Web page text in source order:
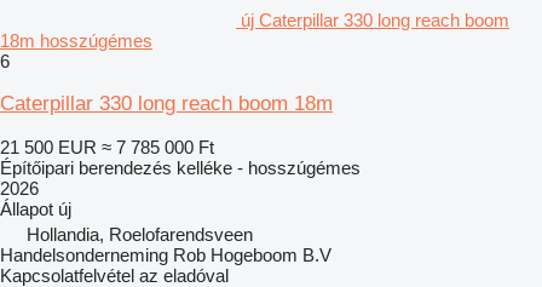
új Caterpillar 330 long reach boom
18m hosszúgémes
6
Caterpillar 330 long reach boom 18m
21 500 EUR ≈ 7 785 000 Ft
Építőipari berendezés kelléke - hosszúgémes
2026
Állapot új
Hollandia, Roelofarendsveen
Handelsonderneming Rob Hogeboom B.V
Kapcsolatfelvétel az eladóval